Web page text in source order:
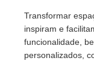
Transformar
inspiram e
funcionalidade,
personalizados,